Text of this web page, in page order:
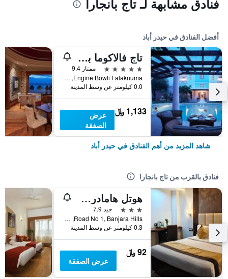
فنادق مشابهة لـ تاج بانجارا
أفضل الفنادق في حيدر أباد
تاج فالاكوما بالاس
5 نجوم
ممتاز 9.4
Engine Bowli Falaknuma, حيدر أباد, الهند
0.0 كيلومتر عن وسط المدينة
1,133 ﷼
عرض
الصفقة
شاهد المزيد من أهم الفنادق في حيدر أباد
فنادق بالقرب من تاج بانجارا
هوتل هامادري جراند
3 نجوم
جيد 7.9
Road No 1, Banjara Hills, حيدر أباد, الهند
0.3 كيلومتر عن وسط المدينة
92 ﷼
عرض الصفقة